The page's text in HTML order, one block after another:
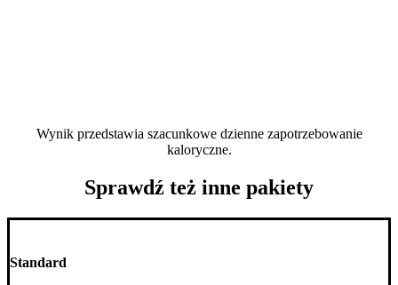
Wynik przedstawia szacunkowe dzienne zapotrzebowanie
kaloryczne.
Sprawdź też inne pakiety
Standard